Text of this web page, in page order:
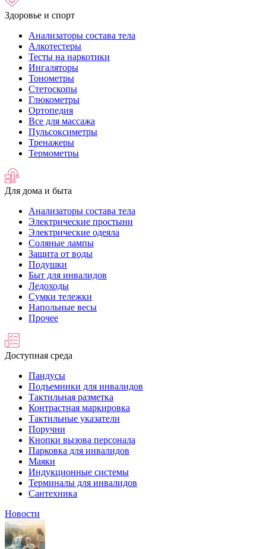
Здоровье и спорт
Анализаторы состава тела
Алкотестеры
Тесты на наркотики
Ингаляторы
Тонометры
Стетоскопы
Глюкометры
Ортопедия
Все для массажа
Пульсоксиметры
Тренажеры
Термометры
Для дома и быта
Анализаторы состава тела
Электрические простыни
Электрические одеяла
Соляные лампы
Защита от воды
Подушки
Быт для инвалидов
Ледоходы
Сумки тележки
Напольные весы
Прочее
Доступная среда
Пандусы
Подъемники для инвалидов
Тактильная разметка
Контрастная маркировка
Тактильные указатели
Поручни
Кнопки вызова персонала
Парковка для инвалидов
Маяки
Индукционные системы
Терминалы для инвалидов
Сантехника
Новости